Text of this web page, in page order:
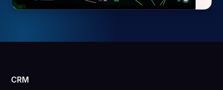
CRM